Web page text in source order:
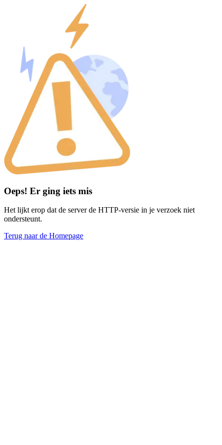
Oeps! Er ging iets mis
Het lijkt erop dat de server de HTTP-versie in je verzoek niet
ondersteunt.
Terug naar de Homepage